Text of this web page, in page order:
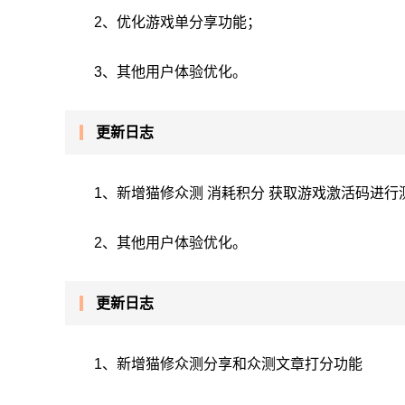
2、优化游戏单分享功能；
3、其他用户体验优化。
更新日志
1、新增猫修众测 消耗积分 获取游戏激活码进行
2、其他用户体验优化。
更新日志
1、新增猫修众测分享和众测文章打分功能